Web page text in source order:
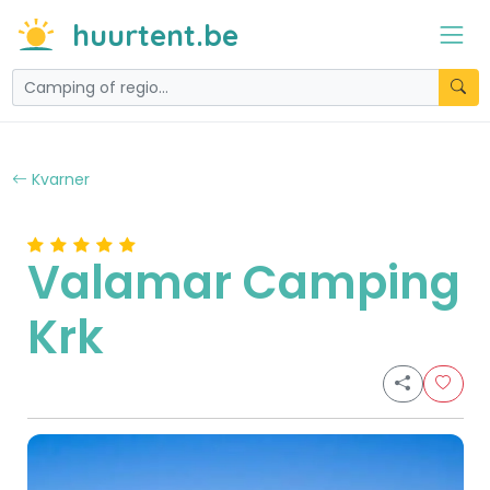
huurtent.be
Kvarner
Valamar Camping
Krk